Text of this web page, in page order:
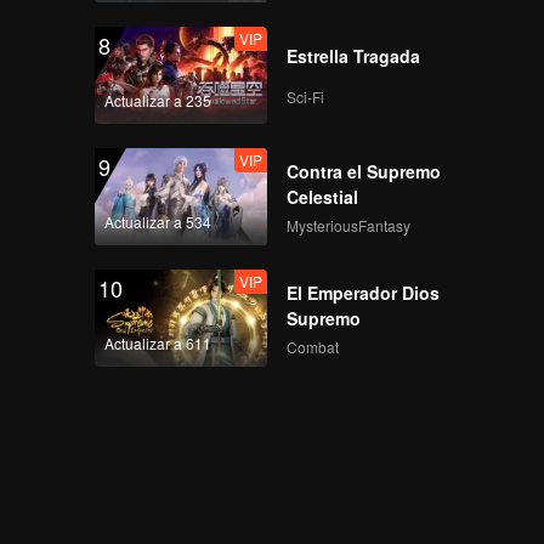
8
Actualizar a 235
VIP
Estrella Tragada
Sci-Fi
9
Actualizar a 534
VIP
Contra el Supremo
Celestial
MysteriousFantasy
10
Actualizar a 611
VIP
El Emperador Dios
Supremo
Combat